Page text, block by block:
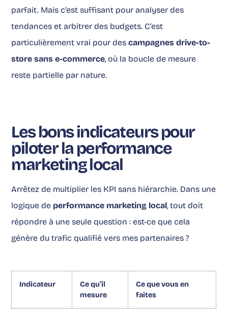
parfait. Mais c’est suffisant pour analyser des
tendances et arbitrer des budgets. C’est
particulièrement vrai pour descampagnes drive-to-
store sans e-commerce, où la boucle de mesure
reste partielle par nature.
Les bons indicateurs pour
piloter la performance
marketing local
Arrêtez de multiplier les KPI sans hiérarchie. Dans une
logique de performance marketing local, tout doit
répondre à une seule question : est-ce que cela
génère du trafic qualifié vers mes partenaires ?
Indicateur
Ce qu’il
mesure
Ce que vous en
faites